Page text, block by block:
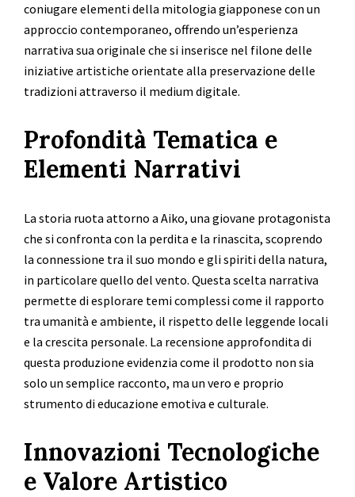
coniugare elementi della mitologia giapponese con un
approccio contemporaneo, offrendo un’esperienza
narrativa sua originale che si inserisce nel filone delle
iniziative artistiche orientate alla preservazione delle
tradizioni attraverso il medium digitale.
Profondità Tematica e
Elementi Narrativi
La storia ruota attorno a Aiko, una giovane protagonista
che si confronta con la perdita e la rinascita, scoprendo
la connessione tra il suo mondo e gli spiriti della natura,
in particolare quello del vento. Questa scelta narrativa
permette di esplorare temi complessi come il rapporto
tra umanità e ambiente, il rispetto delle leggende locali
e la crescita personale. La recensione approfondita di
questa produzione evidenzia come il prodotto non sia
solo un semplice racconto, ma un vero e proprio
strumento di educazione emotiva e culturale.
Innovazioni Tecnologiche
e Valore Artistico